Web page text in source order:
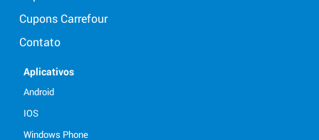
Cupons Carrefour
Contato
Aplicativos
Android
IOS
Windows Phone